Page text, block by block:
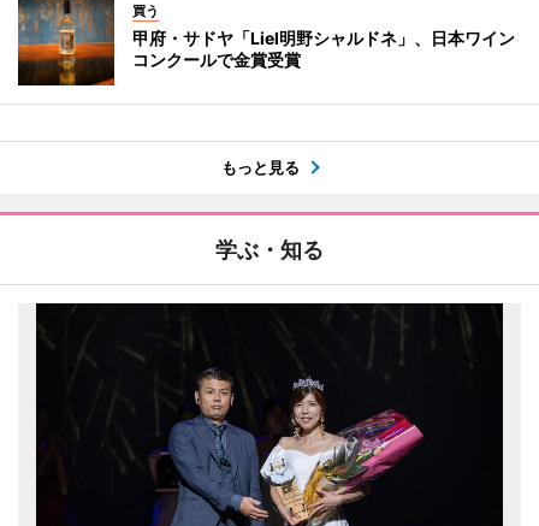
買う
甲府・サドヤ「Liel明野シャルドネ」、日本ワイン
コンクールで金賞受賞
もっと見る
学ぶ・知る